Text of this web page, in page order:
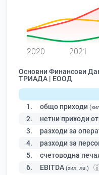
2020 2021
Основни Финансови
ТРИАДА | ЕООД
1. общо приходи
2. нетни приходи
3. разходи за
4. разходи за
5. счетоводна
6. EBITDA (хил. лв.)